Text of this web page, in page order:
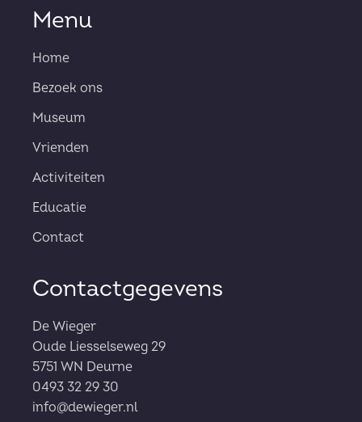
Menu
Home
Bezoek ons
Museum
Vrienden
Activiteiten
Educatie
Contact
Contactgegevens
De Wieger
Oude Liesselseweg 29
5751 WN Deurne
0493 32 29 30
info@dewieger.nl